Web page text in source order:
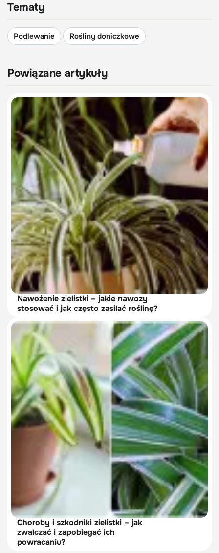
Tematy
Podlewanie Rośliny doniczkowe
Powiązane artykuły
Nawożenie zielistki – jakie nawozy
stosować i jak często zasilać roślinę?
Choroby i szkodniki zielistki – jak
zwalczać i zapobiegać ich
powracaniu?